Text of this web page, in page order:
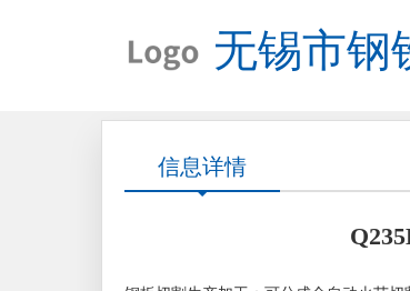
无锡市钢
信息详情